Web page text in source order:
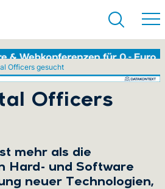
Officers gesucht
Officers
mehr als die
Hard- und Software
neuer Technologien,